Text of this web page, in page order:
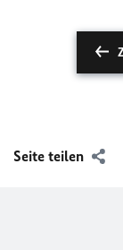
Seite teilen